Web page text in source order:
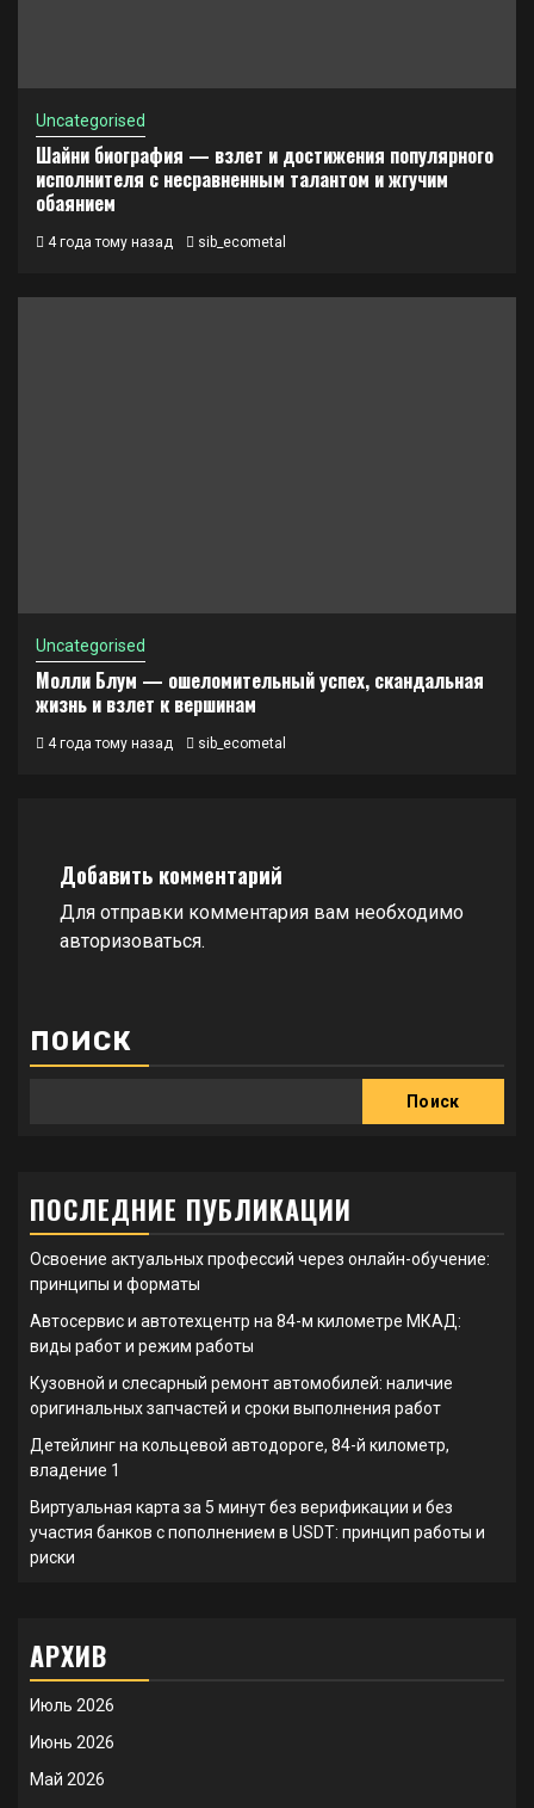
Uncategorised
Шайни биография — взлет и достижения популярного
исполнителя с несравненным талантом и жгучим
обаянием
4 года тому назад sib_ecometal
Uncategorised
Молли Блум — ошеломительный успех, скандальная
жизнь и взлет к вершинам
4 года тому назад sib_ecometal
Добавить комментарий
Для отправки комментария вам необходимо
авторизоваться.
ПОИСК
Поиск
ПОСЛЕДНИЕ ПУБЛИКАЦИИ
Освоение актуальных профессий через онлайн-обучение:
принципы и форматы
Автосервис и автотехцентр на 84-м километре МКАД:
виды работ и режим работы
Кузовной и слесарный ремонт автомобилей: наличие
оригинальных запчастей и сроки выполнения работ
Детейлинг на кольцевой автодороге, 84-й километр,
владение 1
Виртуальная карта за 5 минут без верификации и без
участия банков с пополнением в USDT: принцип работы и
риски
АРХИВ
Июль 2026
Июнь 2026
Май 2026